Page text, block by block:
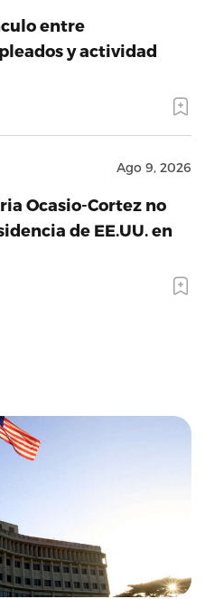
entre
y actividad
Ago 9, 2026
Ocasio-Cortez no
de EE.UU. en